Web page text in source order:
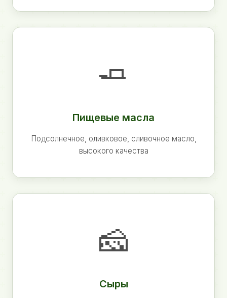
🧈
Пищевые масла
Подсолнечное, оливковое, сливочное масло,
высокого качества
🧀
Сыры